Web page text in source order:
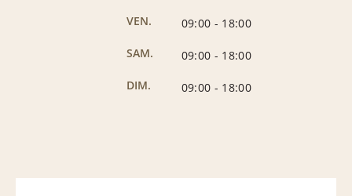
VEN.
09:00 - 18:00
SAM.
09:00 - 18:00
DIM.
09:00 - 18:00